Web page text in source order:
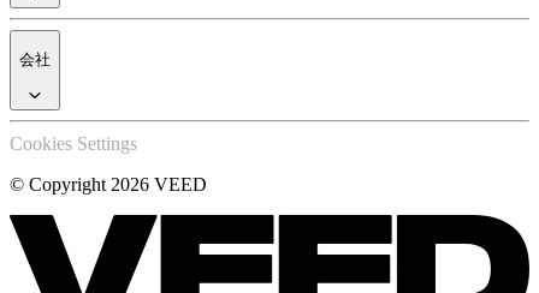
会社
Cookies Settings
© Copyright 2026 VEED